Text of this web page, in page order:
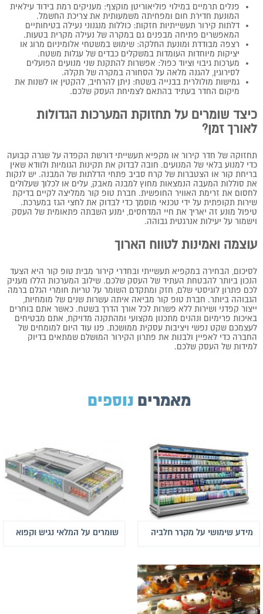
פנלים תרמיים במילוי פוליאוריטן מוקצף: מעניקים רמת בידוד עילאית
המונעת חדירת חום ומפחיתה משמעותית את צריכת החשמל.
דלתות קירור תעשייתיות חזקות: כוללות מנגנוני נעילה בטיחותיים
המאפשרים פתיחה מבפנים גם במקרה של נעילה מקרית בטעות.
רצפה מבודדת ומונעת החלקה: שימוש במשטחי אלומיניום מרוג או
יציקות מיוחדות העומדות במשקלים כבדים של עגלות משטח.
מערכות גיבוי וציוד כפול: אפשרות להתקנת שני מנועים הפועלים
לסירוגין, להגנה מלאה על הסחורה במקרה של תקלה.
גמישות מולולרית בבנייה בשטח: ניתן להרחיב, להקטין או לשנות את
מיקום החדר בעתיד בהתאם לצמיחת העסק שלכם.
כיצד שומרים על תחזוקת המערכות הגדולות
לאורך זמן?
תחזוקה של חדר קירור או מקפיא תעשייתי דורשת הקפדה על שגרה קבועה
כדי למנוע בלאי של המנועים. חובה לבדוק את תקינות הגומיות ולוודא שאין
בריחת קור או הצטברות של קרח סביב פתחי הדלתות של המבנה. יש לנקות
את סוללות המעבה הנמצאות מחוץ למבנה מאבק, עלים או לכלוך שעלולים
לחסום את זרימת האוויר החופשית. חברת טופ קור ממליצה לקיים בדיקת
שירות תקופתית על ידי טכנאי מוסמך כדי לבדוק את לחצי הגז במערכת.
טיפול מונע זה יאריך את חיי המדחסים, ימנע השבתה פתאומית של העסק
וישמור על יעילות אנרגטית גבוהה.
עוצמה ואמינות לטווח הארוך
לסיכום, הבחירה במקפיא תעשייתי ובחדרי קירור מבית טופ קור היא הצעד
הנכון ביותר להבטחת העתיד של העסק שלכם. שילוב המערכות הללו מעניק
לכם פתרון לוגיסטי שלם, חזק ומתקדם השומר על טריות חומרי הגלם ברמה
הגבוהה ביותר. חברת טופ קור מביאה איתה עשרות שנים של מומחיות,
ייצור קפדני ושירות ללא פשרות לכל אורך הדרך בשטח. כאשר אתם בוחרים
באיכות פרימיום ונהנים מתכנון מקצועי ומהתקנה מדויקת, אתם מבטיחים
לעצמכם שקט נפשי ויציבות עסקית ממושכת. פנו עוד היום למומחים של
החברה כדי לאפיין ולבנות את פתרון הקירור המושלם שמתאים בדיוק
למידות של העסק שלכם.
מאמרים נוספים
מידע שימושי על מקרר חלביה שומרים על המלאי נגיש וקפוא